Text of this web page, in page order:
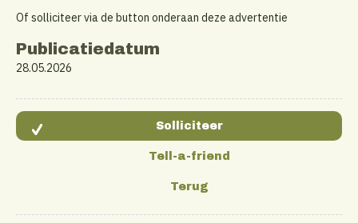
Of solliciteer via de button onderaan deze advertentie
Publicatiedatum
28.05.2026